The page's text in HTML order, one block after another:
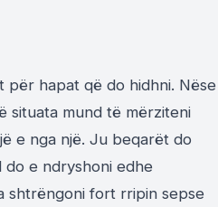
për hapat që do hidhni. Nëse
situata mund të mërziteni
e nga një. Ju beqarët do
do e ndryshoni edhe
shtrëngoni fort rripin sepse